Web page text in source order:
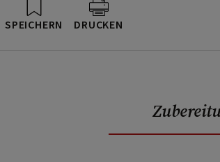
SPEICHERN DRUCKEN